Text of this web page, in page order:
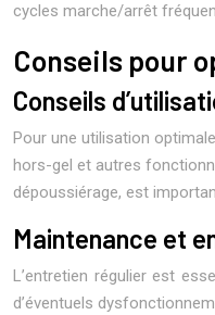
cycles marche/arrêt
Conseils pour
Conseils
Pour une utilisation
hors-gel et autres
dépoussiérage, est
Maintenance et
L’entretien régulier est
d’éventuels